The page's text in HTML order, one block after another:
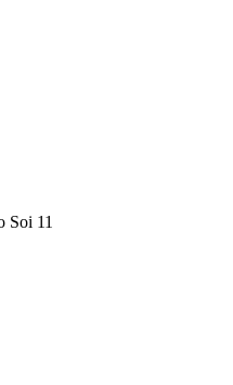
Soi 11